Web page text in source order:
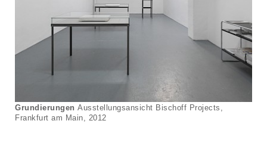
Grundierungen Ausstellungsansicht Bischoff Projects,
Frankfurt am Main, 2012